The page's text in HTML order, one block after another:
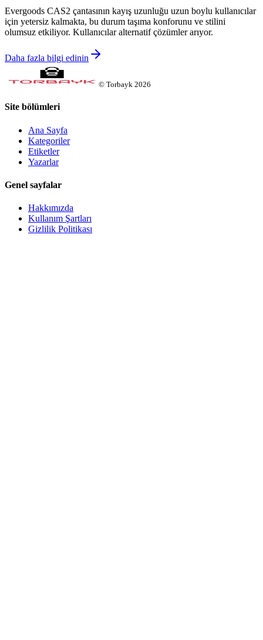
Evergoods CAS2 çantasının kayış uzunluğu uzun boylu kullanıcılar
için yetersiz kalmakta, bu durum taşıma konforunu ve stilini
olumsuz etkiliyor. Kullanıcılar alternatif çözümler arıyor.
Daha fazla bilgi edinin
© Torbayk 2026
Site bölümleri
Ana Sayfa
Kategoriler
Etiketler
Yazarlar
Genel sayfalar
Hakkımızda
Kullanım Şartları
Gizlilik Politikası